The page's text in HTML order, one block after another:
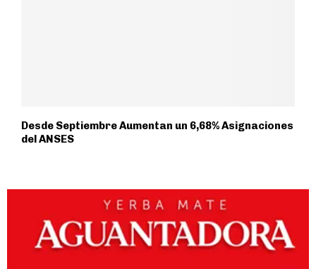
Desde Septiembre Aumentan un 6,68% Asignaciones
del ANSES